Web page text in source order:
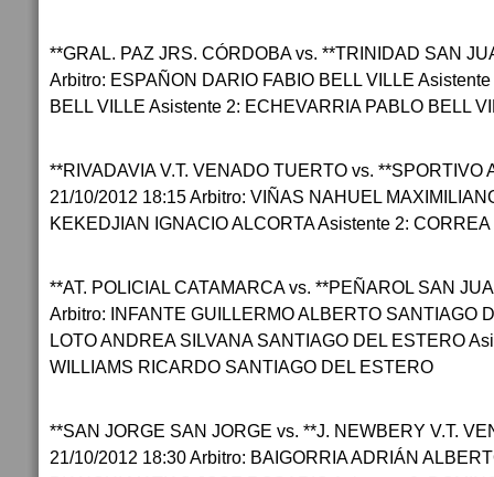
**GRAL. PAZ JRS. CÓRDOBA vs. **TRINIDAD SAN
Arbitro: ESPAÑON DARIO FABIO BELL VILLE
BELL VILLE Asistente 2: ECHEVARRIA PABLO BELL
**RIVADAVIA V.T. VENADO TUERTO vs. **SPORTIVO
21/10/2012 18:15 Arbitro: VIÑAS NAHUEL
KEKEDJIAN IGNACIO ALCORTA Asistente 2:
**AT. POLICIAL CATAMARCA vs. **PEÑAROL SAN
Arbitro: INFANTE GUILLERMO ALBERTO SANTIAGO
LOTO ANDREA SILVANA SANTIAGO DEL ESTERO
WILLIAMS RICARDO SANTIAGO DEL ESTERO
**SAN JORGE SAN JORGE vs. **J. NEWBERY V.T.
21/10/2012 18:30 Arbitro: BAIGORRIA ADRIÁN